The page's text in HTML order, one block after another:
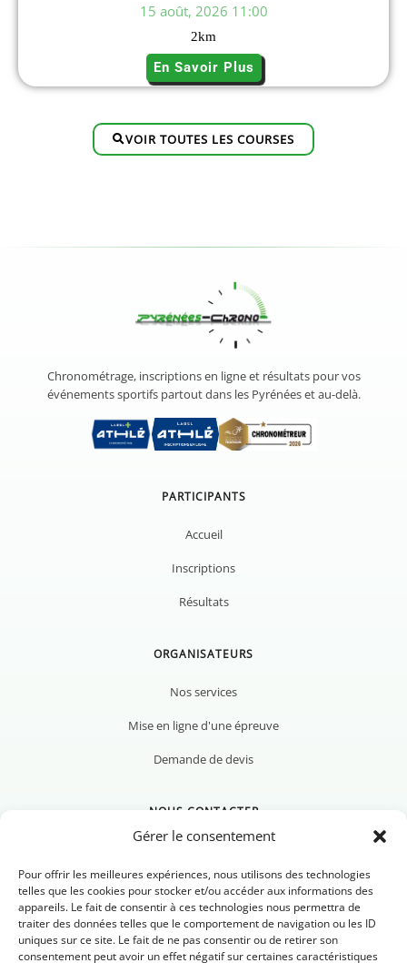
Gérer le consentement
Pour offrir les meilleures expériences, nous utilisons des technologies
telles que les cookies pour stocker et/ou accéder aux informations des
appareils. Le fait de consentir à ces technologies nous permettra de
traiter des données telles que le comportement de navigation ou les ID
uniques sur ce site. Le fait de ne pas consentir ou de retirer son
consentement peut avoir un effet négatif sur certaines caractéristiques
15 août, 2026 11:00
2km
En Savoir Plus
VOIR TOUTES LES COURSES
Chronométrage, inscriptions en ligne et résultats pour vos
événements sportifs partout dans les Pyrénées et au-delà.
PARTICIPANTS
Accueil
Inscriptions
Résultats
ORGANISATEURS
Nos services
Mise en ligne d'une épreuve
Demande de devis
NOUS CONTACTER
Nous contacter
Newsletter